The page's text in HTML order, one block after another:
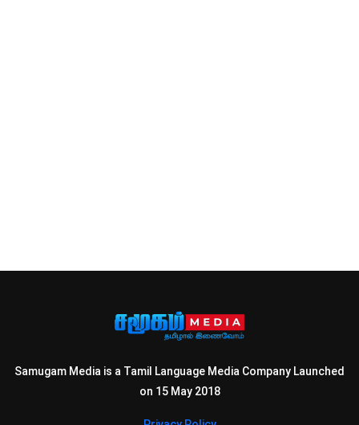
Samugam Media is a Tamil Language Media Company Launched
on 15 May 2018